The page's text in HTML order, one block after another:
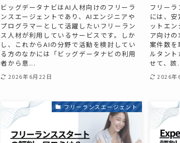
ビッグデータナビはAI人材向けのフリーラ
ンスエージェントであり、AIエンジニアや
プログラマーとして活躍したいフリーラン
ス人材が利用しているサービスです。しか
し、これからAIの分野で活動を検討してい
る方のなかには「ビッグデータナビの利用
者から意...
2026年6月22日
フリー
には、
ットエ
ア向け
案件数を
ルタン
せて、該
2026年
フリーランスエージェント